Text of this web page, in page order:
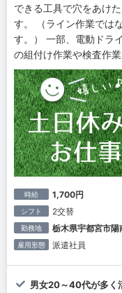
できる工具で穴をあけ
す。 （ライン作業では
す。） 一部、電動ドラ
の組付け作業や検査作業
時給 1,700円
シフト 2交替
勤務地 栃木県宇都宮市
雇用形態 派遣社員
男女20～40代が多く